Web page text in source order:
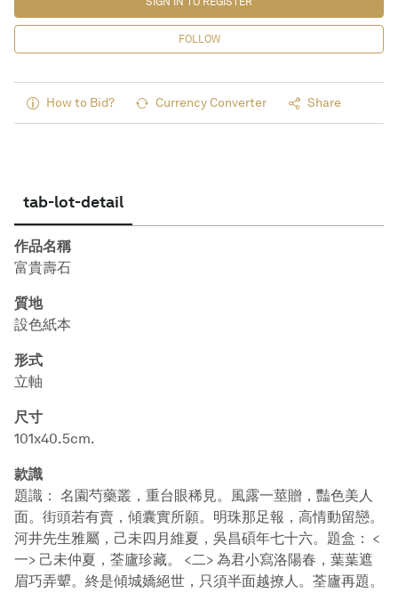
FOLLOW
How to Bid? Currency Converter Share
tab-lot-detail
作品名稱
富貴壽石
質地
設色紙本
形式
立軸
尺寸
101x40.5cm.
款識
題識： 名園芍藥叢，重台眼稀見。風露一莖贈，豔色美人
面。街頭若有賣，傾囊實所願。明珠那足報，高情動留戀。
河井先生雅屬，己未四月維夏，吳昌碩年七十六。題盒： <
一> 己未仲夏，荃廬珍藏。 <二> 為君小寫洛陽春，葉葉遮
眉巧弄顰。終是傾城嬌絕世，只須半面越撩人。荃廬再題。